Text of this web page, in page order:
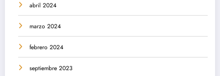
abril 2024
marzo 2024
febrero 2024
septiembre 2023